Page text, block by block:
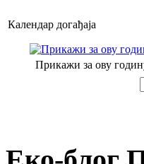
Календар догађаја
Прикажи за ову